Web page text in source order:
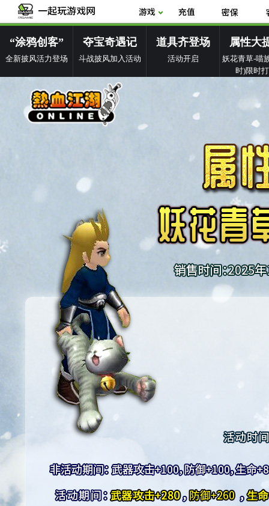
“涂鸦创客”
全新披风活力登场
夺宝奇遇记
斗战披风加入活动
道具齐登场
活动开启
属性大
妖花青草-喵
时)限时